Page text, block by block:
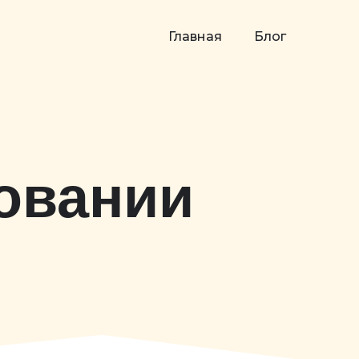
Главная Блог